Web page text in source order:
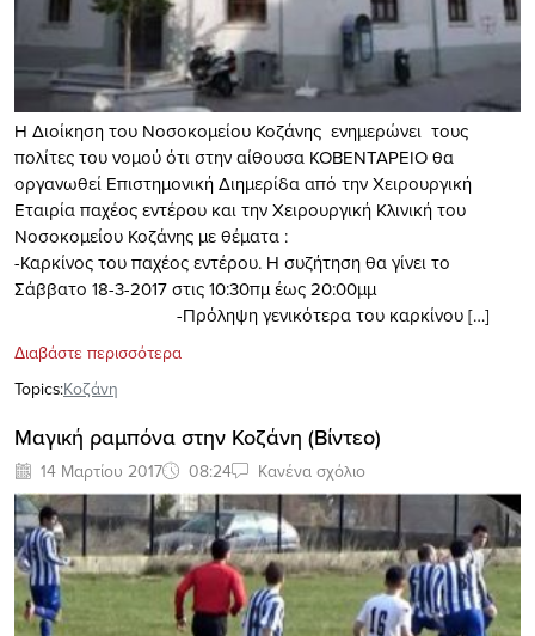
Η Διοίκηση του Νοσοκομείου Κοζάνης ενημερώνει τους
πολίτες του νομού ότι στην αίθουσα ΚΟΒΕΝΤΑΡΕΙΟ θα
οργανωθεί Επιστημονική Διημερίδα από την Χειρουργική
Εταιρία παχέος εντέρου και την Χειρουργική Κλινική του
Νοσοκομείου Κοζάνης με θέματα :
-Καρκίνος του παχέος εντέρου. Η συζήτηση θα γίνει το
Σάββατο 18-3-2017 στις 10:30πμ έως 20:00μμ
-Πρόληψη γενικότερα του καρκίνου […]
Διαβάστε περισσότερα
Topics:Κοζάνη
Μαγική ραμπόνα στην Κοζάνη (Bίντεο)
14 Μαρτίου 2017 08:24 Κανένα σχόλιο